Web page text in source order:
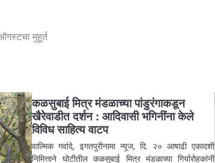
मुहूर्त
कळसुबाई मित्र मंडळाच्या पांडुरंगाकडून
खैरेवाडीत दर्शन : आदिवासी भगिनींना केले
विविध साहित्य वाटप
वाल्मिक गवांदे, इगतपुरीनामा न्यूज, दि. २० आषाढी एकादशी
निमित्ताने घोटीतील कळसुबाई मित्र मंडळाच्या गिर्यारोहकांनी